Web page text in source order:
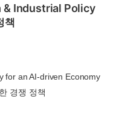
Industrial Policy
책
for an AI-driven Economy
경쟁 정책